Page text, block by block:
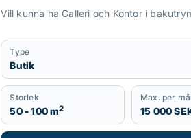
Vill kunna ha Galleri och Kontor i
Type
Butik
Storlek
50 - 100 m2
Max. per
15 000